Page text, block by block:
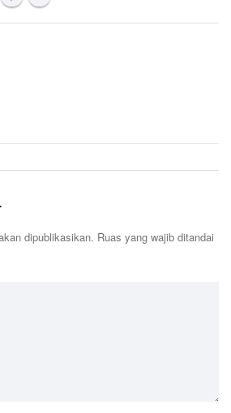
dipublikasikan. Ruas yang wajib ditandai